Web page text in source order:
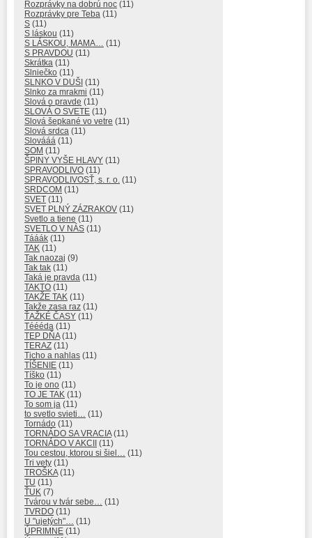
Rozprávky na dobrú noc (11)
Rozprávky pre Teba (11)
S (11)
S láskou (11)
S LÁSKOU, MAMA… (11)
S PRAVDOU (11)
Skrátka (11)
Slniečko (11)
SLNKO V DUŠI (11)
Slnko za mrakmi (11)
Slová o pravde (11)
SLOVÁ O SVETE (11)
Slová šepkané vo vetre (11)
Slová srdca (11)
Slovááá (11)
SOM (11)
ŠPINY VYŠE HLAVY (11)
SPRAVODLIVO (11)
SPRAVODLIVOSŤ, s. r. o. (11)
SRDCOM (11)
SVET (11)
SVET PLNÝ ZÁZRAKOV (11)
Svetlo a tiene (11)
SVETLO V NÁS (11)
Tááák (11)
TAK (11)
Tak naozaj (9)
Tak tak (11)
Taká je pravda (11)
TAKTO (11)
TAKŽE TAK (11)
Takže zasa raz (11)
ŤAŽKÉ ČASY (11)
Téééda (11)
TEP DŇA(11)
TERAZ (11)
Ticho a nahlas (11)
TÍŠENIE (11)
Tíško (11)
To je ono (11)
TO JE TAK (11)
To som ja (11)
to svetlo svieti… (11)
Tornádo (11)
TORNÁDO SA VRACIA(11)
TORNÁDO V AKCII
(11)
Tou cestou, ktorou si šiel… (11)
Tri vety (11)
TROŠKA(11)
TU (11)
ŤUK (7)
Tvárou v tvár sebe… (11)
TVRDO (11)
U "ujetých"… (11)
ÚPRIMNE (11)